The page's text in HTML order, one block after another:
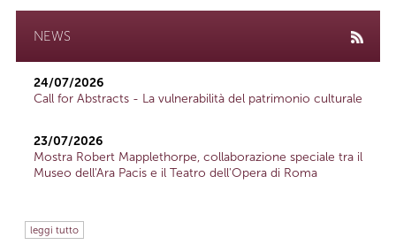
NEWS
24/07/2026
Call for Abstracts - La vulnerabilità del patrimonio culturale
23/07/2026
Mostra Robert Mapplethorpe, collaborazione speciale tra il
Museo dell'Ara Pacis e il Teatro dell'Opera di Roma
leggi tutto